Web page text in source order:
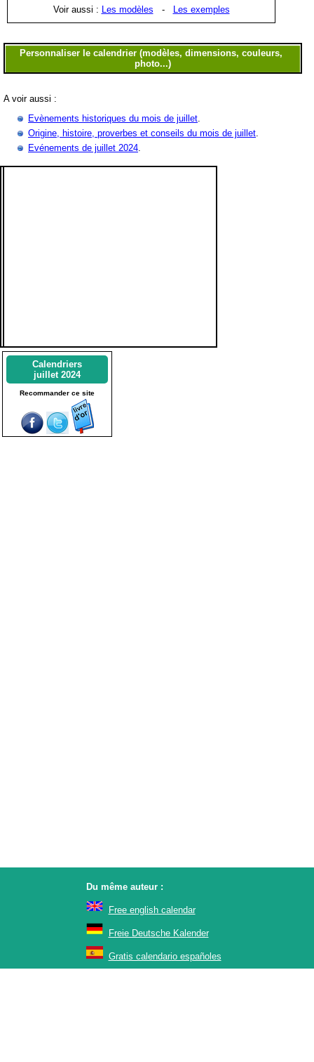
Voir aussi : Les modèles - Les exemples
A voir aussi :
Evènements historiques du mois de juillet.
Origine, histoire, proverbes et conseils du mois de juillet.
Evénements de juillet 2024.
Calendriers
juillet 2024
Recommander ce site
Du même auteur :
Free english calendar
Freie Deutsche Kalender
Gratis calendario españoles